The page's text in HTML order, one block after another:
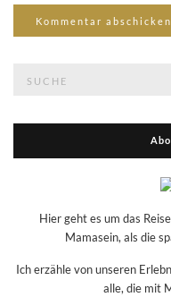
Hier geht es um das
Mamasein, als die
Ich erzähle von unseren
alle, die mit